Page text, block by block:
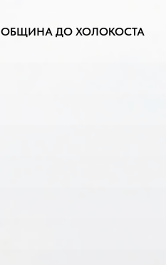
ОБЩИНА ДО ХОЛОКОСТА